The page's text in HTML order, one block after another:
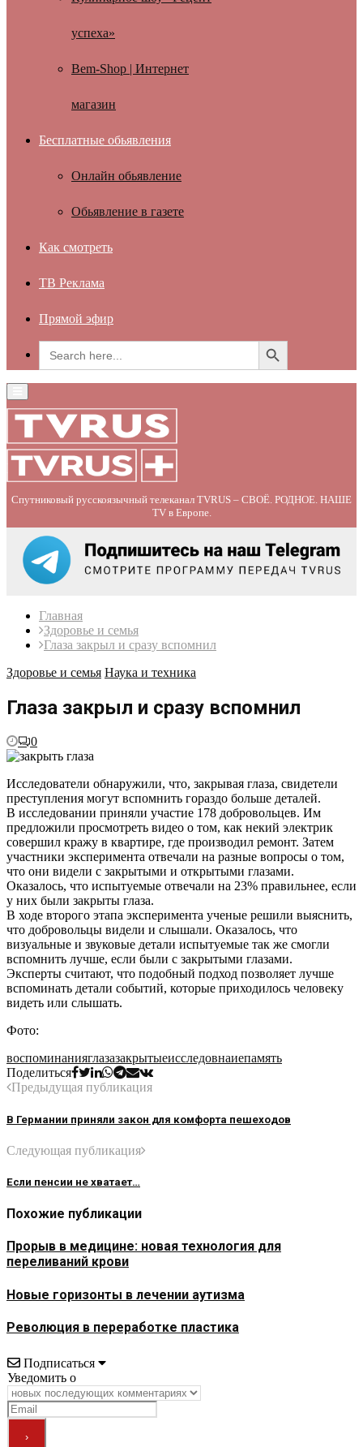
успеха»
Bem-Shop | Интернет
магазин
Бесплатные обьявления
Онлайн обьявление
Обьявление в газете
Как смотреть
ТВ Реклама
Прямой эфир
Search
for:
Search Button
Menu
Спутниковый русскоязычный телеканал TVRUS – СВОЁ. РОДНОЕ. НАШЕ
TV в Европе.
Главная
Здоровье и семья
Глаза закрыл и сразу вспомнил
Здоровье и семья Наука и техника
Глаза закрыл и сразу вспомнил
0
Исследователи обнаружили, что, закрывая глаза, свидетели
преступления могут вспомнить гораздо больше деталей.
В исследовании приняли участие 178 добровольцев. Им
предложили просмотреть видео о том, как некий электрик
совершил кражу в квартире, где производил ремонт. Затем
участники эксперимента отвечали на разные вопросы о том,
что они видели с закрытыми и открытыми глазами.
Оказалось, что испытуемые отвечали на 23% правильнее, если
у них были закрыты глаза.
В ходе второго этапа эксперимента ученые решили выяснить,
что добровольцы видели и слышали. Оказалось, что
визуальные и звуковые детали испытуемые так же смогли
вспомнить лучше, если были с закрытыми глазами.
Эксперты считают, что подобный подход позволяет лучше
вспоминать детали событий, которые приходилось человеку
видеть или слышать.
Фото:
воспоминанияглазазакрытыеисследовнаиепамять
Поделиться
Предыдущая публикация
В Германии приняли закон для комфорта пешеходов
Следующая публикация
Если пенсии не хватает…
Похожие публикации
Прорыв в медицине: новая технология для
переливаний крови
Новые горизонты в лечении аутизма
Революция в переработке пластика
Подписаться
Уведомить о